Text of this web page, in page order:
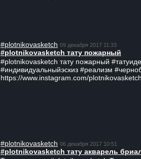
#plotnikovasketch 09 декабря 2017 11:33
#plotnikovasketch тату пожарный
#plotnikovasketch тату пожарный
#индивидуальныйэскиз #реализм
https://www.instagram.com/
#plotnikovasketch 06 декабря 2017 10:51
#plotnikovasketch тату акварель